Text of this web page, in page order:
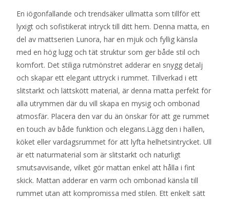
En iögonfallande och trendsäker ullmatta som tillför ett
lyxigt och sofistikerat intryck till ditt hem. Denna matta, en
del av mattserien Lunora, har en mjuk och fyllig känsla
med en hög lugg och tät struktur som ger både stil och
komfort. Det stiliga rutmönstret adderar en snygg detalj
och skapar ett elegant uttryck i rummet. Tillverkad i ett
slitstarkt och lättskött material, är denna matta perfekt för
alla utrymmen där du vill skapa en mysig och ombonad
atmosfär. Placera den var du än önskar för att ge rummet
en touch av både funktion och elegans.Lägg den i hallen,
köket eller vardagsrummet för att lyfta helhetsintrycket. Ull
är ett naturmaterial som är slitstarkt och naturligt
smutsavvisande, vilket gör mattan enkel att hålla i fint
skick. Mattan adderar en varm och ombonad känsla till
rummet utan att kompromissa med stilen. Ett enkelt sätt